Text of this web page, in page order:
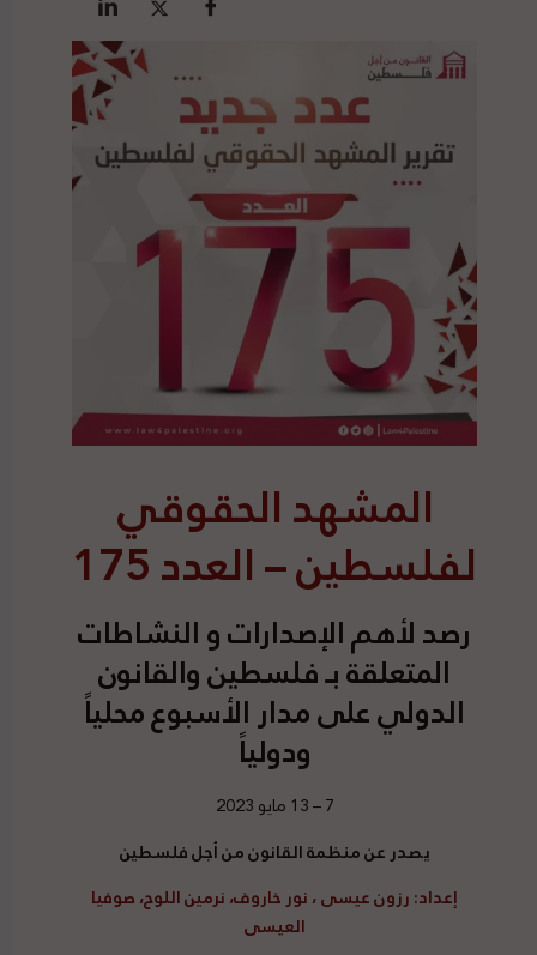
المشهد الحقوقي
لفلسطين – العدد 175
رصدلأهم الإصدارات و النشاطات
المتعلقة بـ فلسطين والقانون
الدولي على مدار الأسبوع محلياً
ودولياً
7 – 13 مايو 2023
يصدر عن منظمة القانون من أجل فلسطين
إعداد:رزون عيسى ، نور خاروف، نرمين اللوح، صوفيا
العيسى